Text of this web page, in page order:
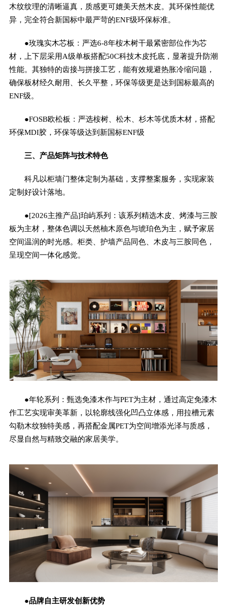
木纹纹理的清晰逼真，质感更可媲美天然木皮。其环保性能优
异，完全符合新国标中最严苛的ENF级环保标准。
●玫瑰实木芯板：严选6-8年桉木树干最紧密部位作为芯
材，上下层采用A级单板搭配50C科技木皮托底，显著提升防潮
性能。其独特的齿接与拼接工艺，能有效规避热胀冷缩问题，
确保板材经久耐用、长久平整，环保等级更是达到国标最高的
ENF级。
●FOSB欧松板：严选桉树、松木、杉木等优质木材，搭配
环保MDI胶，环保等级达到新国标ENF级
三、产品矩阵与技术特色
科凡以柜墙门整体定制为基础，支撑整案服务，实现家装
定制好设计落地。
●[2026主推产品]珀屿系列：该系列精选木皮、烤漆与三胺
板为主材，整体色调以天然柚木原色与琥珀色为主，赋予家居
空间温润的时光感。柜类、护墙产品同色、木皮与三胺同色，
呈现空间一体化感觉。
●年轮系列：甄选免漆木作与PET为主材，通过高定免漆木
作工艺实现审美革新，以轮廓线强化凹凸立体感，用拉槽元素
勾勒木纹独特美感，再搭配金属PET为空间增添光泽与质感，
尽显自然与精致交融的家居美学。
●品牌自主研发创新优势